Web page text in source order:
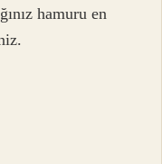
hamuru en